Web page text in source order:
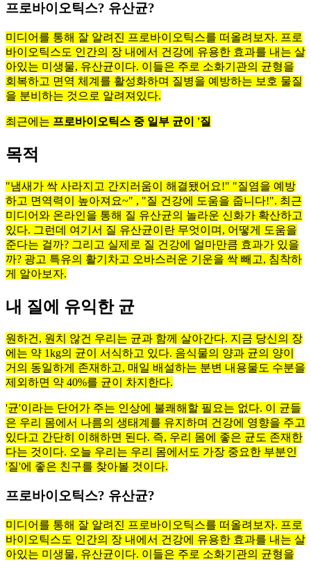
프로바이오틱스? 유산균?
미디어를 통해 잘 알려진 프로바이오틱스를 떠올려보자. 프로
바이오틱스도 인간의 장 내에서 건강에 유용한 효과를 내는 살
아있는 미생물, 유산균이다. 이들은 주로 소화기관의 균형을
회복하고 면역 체계를 활성화하며 질병을 예방하는 보호 물질
을 분비하는 것으로 알려져있다.
최근에는 프로바이오틱스 중 일부 균이 '질
목적
"냄새가 싹 사라지고 간지러움이 해결됐어요!" "질염을 예방
하고 면역력이 높아져요~" , "질 건강에 도움을 줍니다!". 최근
미디어와 온라인을 통해 질 유산균의 놀라운 신화가 확산하고
있다. 그런데 여기서 질 유산균이란 무엇이며, 어떻게 도움을
준다는 걸까? 그리고 실제로 질 건강에 얼마만큼 효과가 있을
까? 광고 특유의 활기차고 오바스러운 기운을 싹 빼고, 침착하
게 알아보자.
내 질에 유익한 균
원하건, 원치 않건 우리는 균과 함께 살아간다. 지금 당신의 장
에는 약 1kg의 균이 서식하고 있다. 음식물의 양과 균의 양이
거의 동일하게 존재하고, 매일 배설하는 분변 내용물도 수분을
제외하면 약 40%를 균이 차지한다.
'균'이라는 단어가 주는 인상에 불쾌해할 필요는 없다. 이 균들
은 우리 몸에서 나름의 생태계를 유지하며 건강에 영향을 주고
있다고 간단히 이해하면 된다. 즉, 우리 몸에 좋은 균도 존재한
다는 것이다. 오늘 우리는 우리 몸에서도 가장 중요한 부분인
'질'에 좋은 친구를 찾아볼 것이다.
프로바이오틱스? 유산균?
미디어를 통해 잘 알려진 프로바이오틱스를 떠올려보자. 프로
바이오틱스도 인간의 장 내에서 건강에 유용한 효과를 내는 살
아있는 미생물, 유산균이다. 이들은 주로 소화기관의 균형을